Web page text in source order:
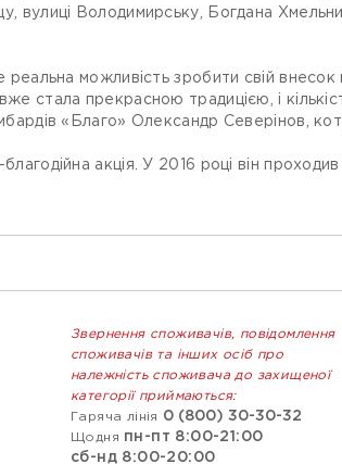
вулиці Володимирську, Богдана
можливість зробити свій
стала прекрасною традицією, і
«Благо» Олександр Северінов,
акція. У 2016 році він
Звернення споживачів, повідомлення
споживачів та інших осіб про
належність споживача до захищеної
категорії приймаються:
Гаряча лінія
0 (800) 30-30-32
Щодня пн-пт 8:00-21:00
сб-нд 8:00-20:00